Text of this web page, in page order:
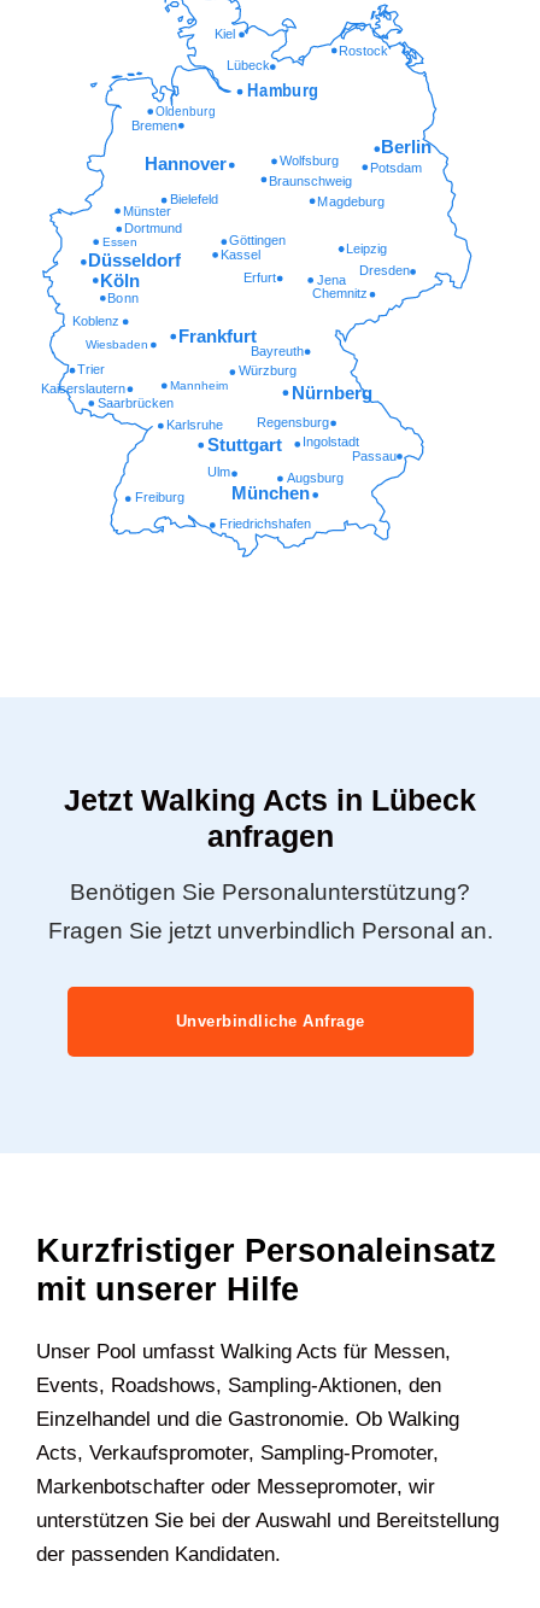
Friedrichshafen
Freiburg
Augsburg
Ulm
Passau
Ingolstadt
Regensburg
Karlsruhe
Saarbrücken
Kaiserslautern Mannheim
Würzburg
Trier
Wiesbaden Bayreuth
Koblenz
Chemnitz
Bonn
Erfurt Jena
Dresden
Kassel
Göttingen
Essen
Dortmund
Münster
Magdeburg
Bielefeld
Braunschweig
Potsdam
Wolfsburg
Oldenburg
Lübeck
Rostock
Kiel
München
Stuttgart
Nürnberg
Frankfurt
Köln
Düsseldorf
Leipzig
Hannover
Berlin
Bremen
Hamburg
Jetzt Walking Acts in Lübeck
anfragen
Benötigen Sie Personalunterstützung?
Fragen Sie jetzt unverbindlich Personal an.
Unverbindliche Anfrage
Kurzfristiger Personaleinsatz
mit unserer Hilfe
Unser Pool umfasst Walking Acts für Messen,
Events, Roadshows, Sampling-Aktionen, den
Einzelhandel und die Gastronomie. Ob Walking
Acts, Verkaufspromoter, Sampling-Promoter,
Markenbotschafter oder Messepromoter, wir
unterstützen Sie bei der Auswahl und Bereitstellung
der passenden Kandidaten.